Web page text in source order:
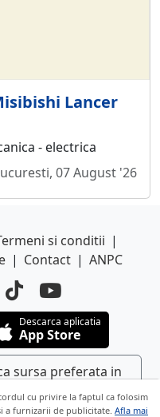
Lancer
- electrica
07 August '26
si conditii |
| Contact | ANPC
Descarca aplicatia
App Store
sursa preferata in
cu privire la faptul ca folosim
a furnizarii de publicitate. Afla mai